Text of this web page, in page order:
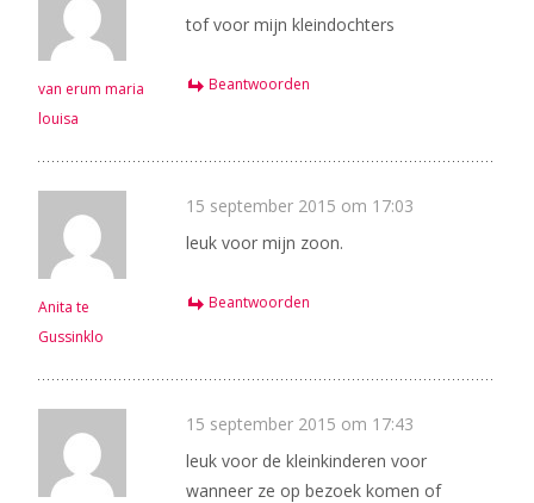
van erum maria
louisa
tof voor mijn kleindochters
Beantwoorden
Anita te
Gussinklo
15 september 2015 om 17:03
leuk voor mijn zoon.
Beantwoorden
15 september 2015 om 17:43
leuk voor de kleinkinderen voor
wanneer ze op bezoek komen of